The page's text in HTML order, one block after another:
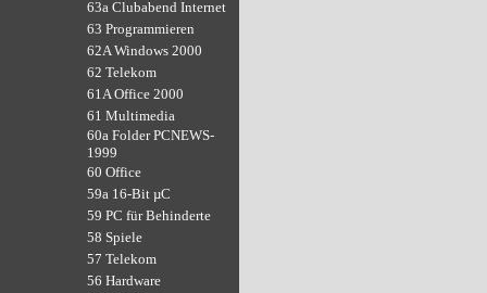
63a Clubabend Internet
63 Programmieren
62A Windows 2000
62 Telekom
61A Office 2000
61 Multimedia
60a Folder PCNEWS-
1999
60 Office
59a 16-Bit µC
59 PC für Behinderte
58 Spiele
57 Telekom
56 Hardware